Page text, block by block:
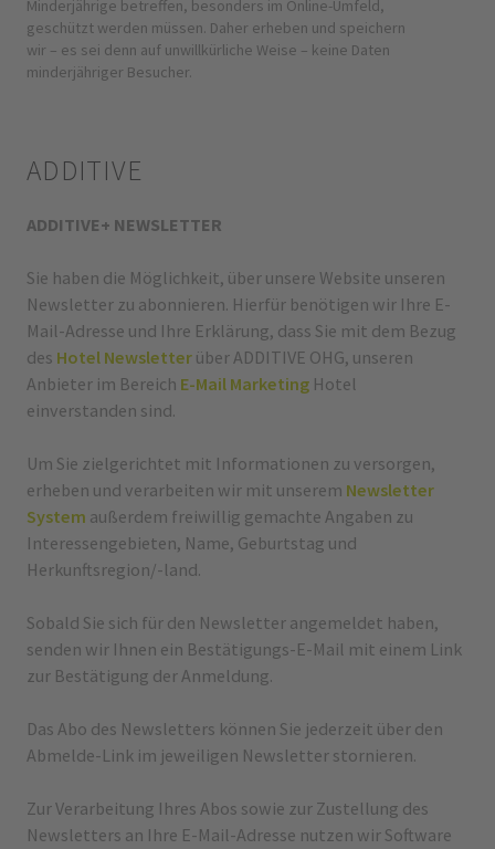
Minderjährige betreffen, besonders im Online-Umfeld,
geschützt werden müssen. Daher erheben und speichern
wir – es sei denn auf unwillkürliche Weise – keine Daten
minderjähriger Besucher.
ADDITIVE
ADDITIVE+ NEWSLETTER
Sie haben die Möglichkeit, über unsere Website unseren
Newsletter zu abonnieren. Hierfür benötigen wir Ihre E-
Mail-Adresse und Ihre Erklärung, dass Sie mit dem Bezug
des Hotel Newsletterüber ADDITIVE OHG, unseren
Anbieter im Bereich E-Mail Marketing Hotel
einverstanden sind.
Um Sie zielgerichtet mit Informationen zu versorgen,
erheben und verarbeiten wir mit unserem Newsletter
System außerdem freiwillig gemachte Angaben zu
Interessengebieten, Name, Geburtstag und
Herkunftsregion/-land.
Sobald Sie sich für den Newsletter angemeldet haben,
senden wir Ihnen ein Bestätigungs-E-Mail mit einem Link
zur Bestätigung der Anmeldung.
Das Abo des Newsletters können Sie jederzeit über den
Abmelde-Link im jeweiligen Newsletter stornieren.
Zur Verarbeitung Ihres Abos sowie zur Zustellung des
Newsletters an Ihre E-Mail-Adresse nutzen wir Software